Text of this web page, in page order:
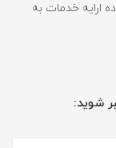
ارایه خدمات به
شوید: